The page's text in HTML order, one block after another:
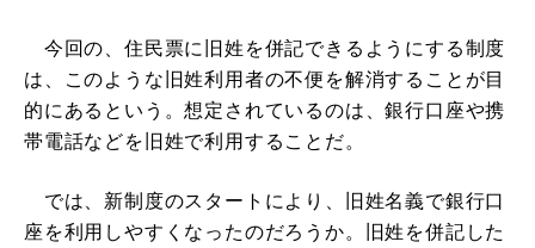
今回の、住民票に旧姓を併記できるようにする制度
は、このような旧姓利用者の不便を解消することが目
的にあるという。想定されているのは、銀行口座や携
帯電話などを旧姓で利用することだ。
では、新制度のスタートにより、旧姓名義で銀行口
座を利用しやすくなったのだろうか。旧姓を併記した